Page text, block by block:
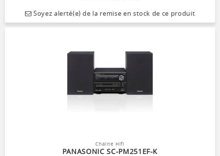
Soyez alerté(e) de la remise en stock de ce produit
Chaîne Hifi
PANASONIC SC-PM251EF-K